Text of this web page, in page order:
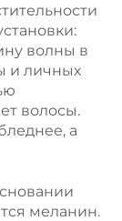
волны в
и личных
волосы.
а
меланин.